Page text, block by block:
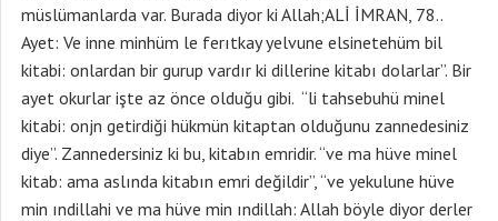
müslümanlarda var. Burada diyor ki Allah;ALİ İMRAN, 78..
Ayet: Ve inne minhüm le ferıtkay yelvune elsinetehüm bil
kitabi: onlardan bir gurup vardır ki dillerine kitabı dolarlar”. Bir
ayet okurlar işte az önce olduğu gibi. “li tahsebuhü minel
kitabi: onjn getirdiği hükmün kitaptan olduğunu zannedesiniz
diye”. Zannedersiniz ki bu, kitabın emridir. “ve ma hüve minel
kitab: ama aslında kitabın emri değildir”, “ve yekulune hüve
min ındillahi ve ma hüve min ındillah: Allah böyle diyor derler